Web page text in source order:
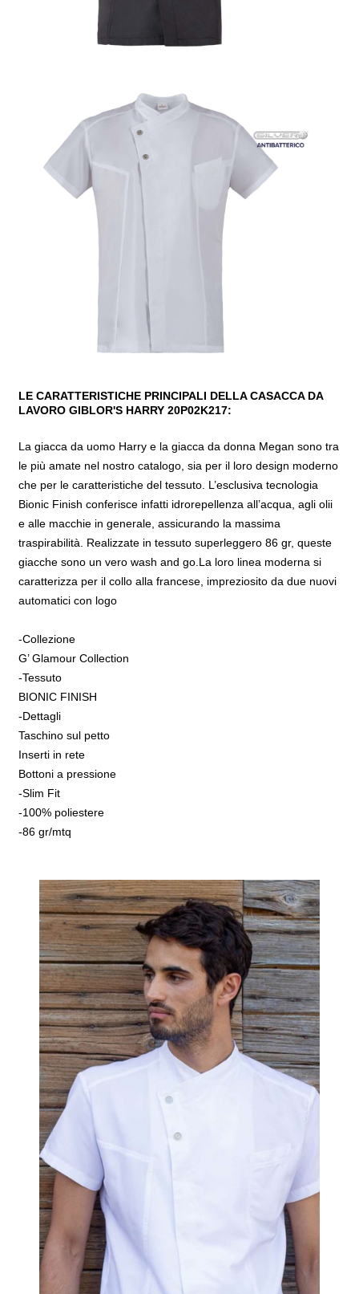
LE CARATTERISTICHE PRINCIPALI DELLA CASACCA DA
LAVORO GIBLOR'S HARRY 20P02K217:
La giacca da uomo Harry e la giacca da donna Megan sono tra
le più amate nel nostro catalogo, sia per il loro design moderno
che per le caratteristiche del tessuto. L’esclusiva tecnologia
Bionic Finish conferisce infatti idrorepellenza all’acqua, agli olii
e alle macchie in generale, assicurando la massima
traspirabilità. Realizzate in tessuto superleggero 86 gr, queste
giacche sono un vero wash and go.La loro linea moderna si
caratterizza per il collo alla francese, impreziosito da due nuovi
automatici con logo
-Collezione
G’ Glamour Collection
-Tessuto
BIONIC FINISH
-Dettagli
Taschino sul petto
Inserti in rete
Bottoni a pressione
-Slim Fit
-100% poliestere
-86 gr/mtq